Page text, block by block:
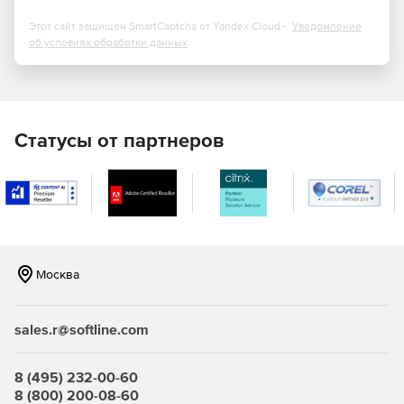
Взаимодействие с внешним миром. Можно общаться
не только с сотрудниками, но также с поставщиками,
процессе общения с помощью видео.
Эффективные виртуальные встречи. Пользователь
имеет право выбирать, кого он будет видеть, и кто
к встрече или конференции, достаточно одного
Гибридная голосовая коммуникация. Организации
Этот сайт защищен SmartCaptcha от Yandex Cloud - Уведомление
об условиях обработки данных
Статусы от партнеров
Москва
sales.r@softline.com
8 (495) 232-00-60
8 (800) 200-08-60